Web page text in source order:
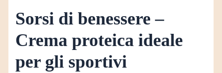
Sorsi di benessere –
Crema proteica ideale
per gli sportivi